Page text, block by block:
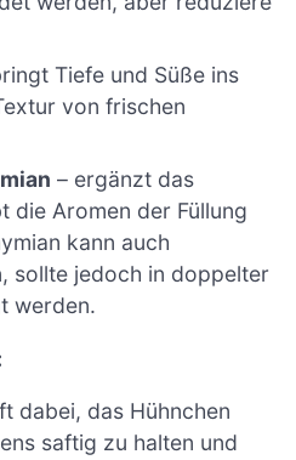
Tiefe und Süße ins
von frischen
– ergänzt das
die Aromen der Füllung
kann auch
sollte jedoch in doppelter
werden.
dabei, das Hühnchen
saftig zu halten und